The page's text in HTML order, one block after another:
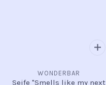
WONDERBAR
Seife "Smells like my next